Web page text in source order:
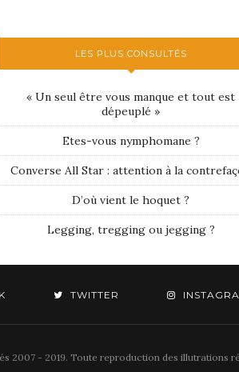
LES PLUS CONSULTÉS
« Un seul être vous manque et tout est
dépeuplé »
Etes-vous nymphomane ?
Converse All Star : attention à la
D’où vient le hoquet ?
Legging, tregging ou jegging ?
TWITTER
2007 - 2019. Toute reproduction des illutrations